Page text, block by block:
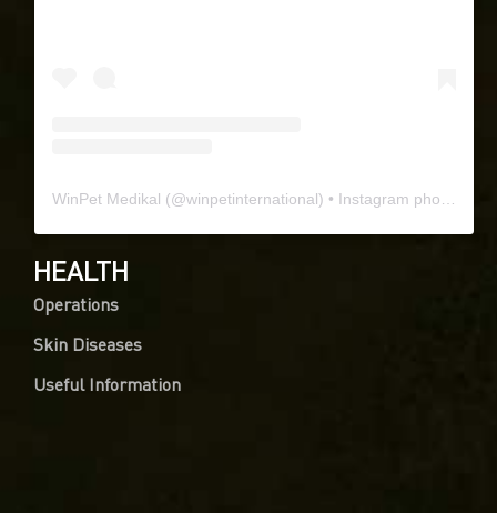
WinPet Medikal (@winpetinternational) • Instagram photos and videos
HEALTH
Operations
Skin Diseases
Useful Information